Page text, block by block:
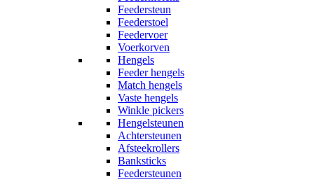
Feedersteun
Feederstoel
Feedervoer
Voerkorven
Hengels
Feeder hengels
Match hengels
Vaste hengels
Winkle pickers
Hengelsteunen
Achtersteunen
Afsteekrollers
Banksticks
Feedersteunen